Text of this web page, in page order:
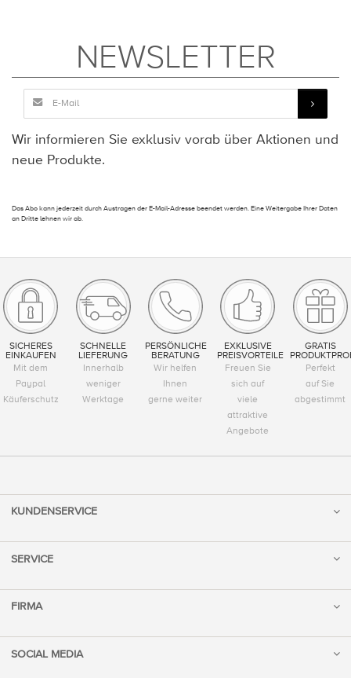
NEWSLETTER
Wir informieren Sie exklusiv vorab über Aktionen und
neue Produkte.
Das Abo kann jederzeit durch Austragen der E-Mail-Adresse beendet werden. Eine Weitergabe Ihrer Daten
an Dritte lehnen wir ab.
SICHERES
EINKAUFEN
Mit dem
Paypal
Käuferschutz
SCHNELLE
LIEFERUNG
Innerhalb
weniger
Werktage
PERSÖNLICHE
BERATUNG
Wir helfen
Ihnen
gerne weiter
EXKLUSIVE
PREISVORTEILE
Freuen Sie
sich auf
viele
attraktive
Angebote
GRATIS
Perfekt
auf Sie
abgestimmt
KUNDENSERVICE
SERVICE
FIRMA
SOCIAL MEDIA